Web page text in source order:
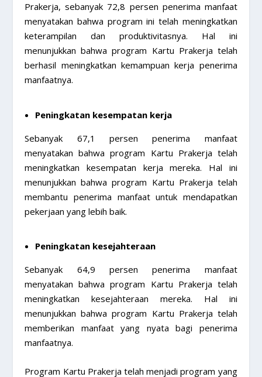
Prakerja, sebanyak 72,8 persen penerima manfaat
menyatakan bahwa program ini telah meningkatkan
keterampilan dan produktivitasnya. Hal ini
menunjukkan bahwa program Kartu Prakerja telah
berhasil meningkatkan kemampuan kerja penerima
manfaatnya.
Peningkatan kesempatan kerja
Sebanyak 67,1 persen penerima manfaat
menyatakan bahwa program Kartu Prakerja telah
meningkatkan kesempatan kerja mereka. Hal ini
menunjukkan bahwa program Kartu Prakerja telah
membantu penerima manfaat untuk mendapatkan
pekerjaan yang lebih baik.
Peningkatan kesejahteraan
Sebanyak 64,9 persen penerima manfaat
menyatakan bahwa program Kartu Prakerja telah
meningkatkan kesejahteraan mereka. Hal ini
menunjukkan bahwa program Kartu Prakerja telah
memberikan manfaat yang nyata bagi penerima
manfaatnya.
Program Kartu Prakerja telah menjadi program yang